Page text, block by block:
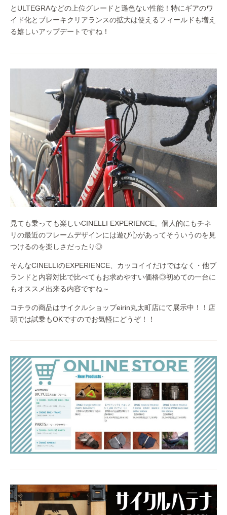
とULTEGRAなどの上位グレードと遜色ない性能！特にギアのワ
イド化とブレーキクリアランスの拡大は使えるフィールドも増え
る嬉しいアップデートですね！
見ても乗っても楽しいCINELLI EXPERIENCE。個人的にもチネ
リの最近のフレームデザインには遊び心があってそういうのを見
つけるのを楽しさだったり◎
そんなCINELLIのEXPERIENCE、カッコイイだけではなく・他ブ
ランドと内容対比で比べてもお求めやすい価格◎初めての一台に
もオススメ出来る内容ですね～
コチラの商品はサイクルショップeirin丸太町店にて展示中！！店
頭では試乗もOKですのでお気軽にどうぞ！！